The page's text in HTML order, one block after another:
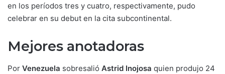
en los períodos tres y cuatro, respectivamente, pudo
celebrar en su debut en la cita subcontinental.
Mejores anotadoras
Por Venezuela sobresalió Astrid Inojosa quien produjo 24